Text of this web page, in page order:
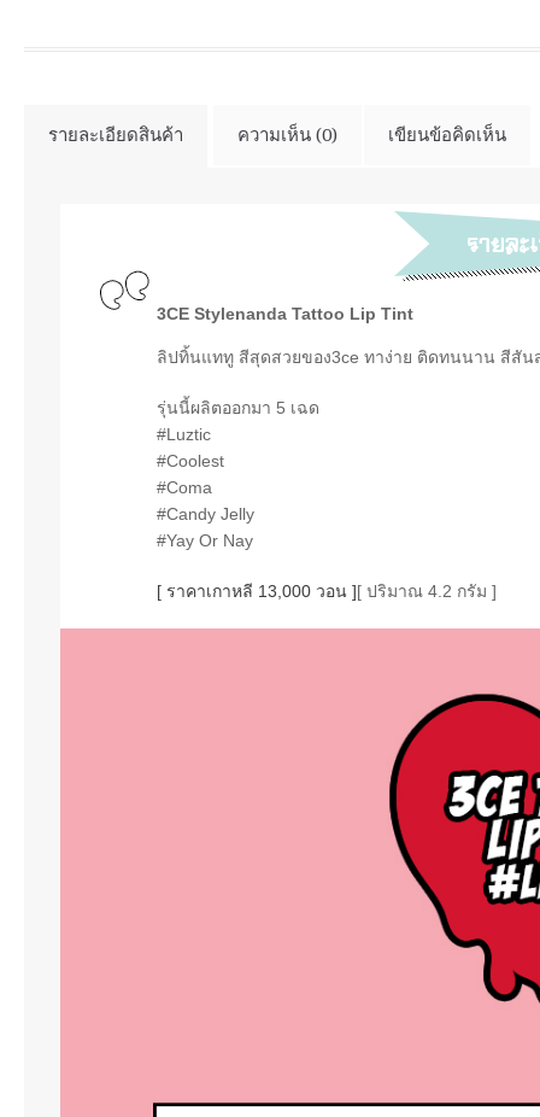
รายละเอียดสินค้า ความเห็น (0) เขียนข้อคิดเห็น
3CE Stylenanda Tattoo Lip Tint
ลิปทิ้นแททู สีสุดสวยของ3ce ทาง่าย ติดทนนาน สีสัน
รุ่นนี้ผลิตออกมา 5 เฉด
#Luztic
#Coolest
#Coma
#Candy Jelly
#Yay Or Nay
[ ราคาเกาหลี 13,000 วอน ][ ปริมาณ 4.2 กรัม ]